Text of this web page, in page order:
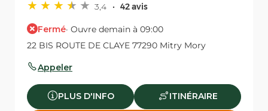
3,4 42 avis
Fermé· Ouvre demain à 09:00
22 BIS ROUTE DE CLAYE 77290 Mitry Mory
Appeler
PLUS D'INFO ITINÉRAIRE